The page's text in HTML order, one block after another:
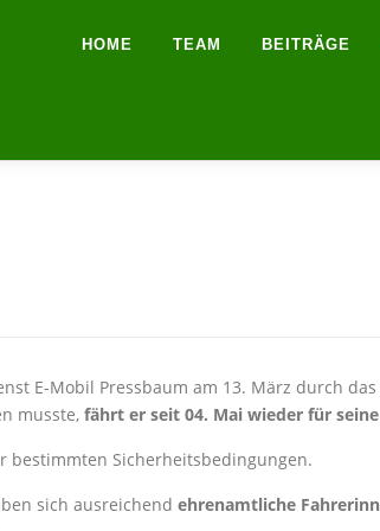
HOME TEAM BEITRÄGE
E-Mobil Pressbaum am 13. März durch
musste, fährt er seit 04. Mai wieder für
Sicherheitsbedingungen.
sich ausreichend ehrenamtliche